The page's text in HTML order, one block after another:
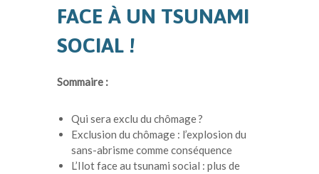
FACE À UN TSUNAMI
SOCIAL !
Sommaire :
Qui sera exclu du chômage ?
Exclusion du chômage : l’explosion du
sans-abrisme comme conséquence
L’Ilot face au tsunami social : plus de